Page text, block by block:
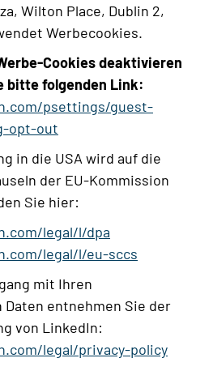
Wilton Place, Dublin 2,
Werbecookies.
Cookies deaktivieren
bitte folgenden Link:
psettings/guest-
opt-out
in die USA wird auf die
der EU-Kommission
Sie hier:
legal/l/dpa
legal/l/eu-sccs
mit Ihren
Daten entnehmen Sie der
von LinkedIn:
legal/privacy-policy